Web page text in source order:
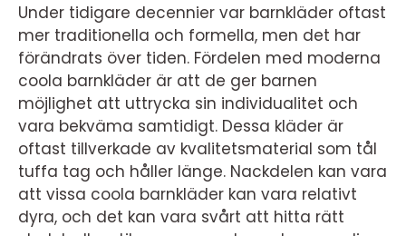
Under tidigare decennier var barnkläder oftast
mer traditionella och formella, men det har
förändrats över tiden. Fördelen med moderna
coola barnkläder är att de ger barnen
möjlighet att uttrycka sin individualitet och
vara bekväma samtidigt. Dessa kläder är
oftast tillverkade av kvalitetsmaterial som tål
tuffa tag och håller länge. Nackdelen kan vara
att vissa coola barnkläder kan vara relativt
dyra, och det kan vara svårt att hitta rätt